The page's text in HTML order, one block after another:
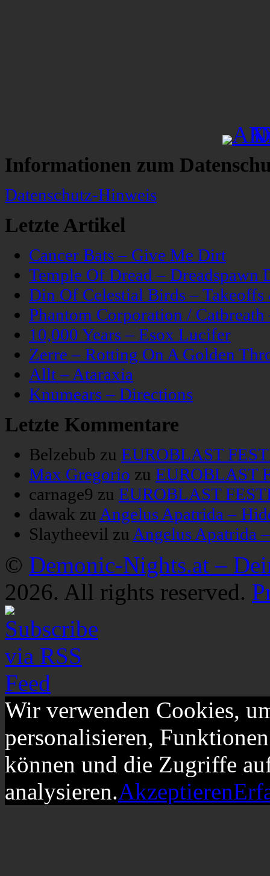
Informationen zum
Datenschutz-Hinweis
Letzte Artikel
Cancer Bats – Give Me Dirt
Temple Of Dread – Dreadspawn
Din Of Celestial Birds –
Phantom Corporation /
10,000 Years – Esox Lucifer
Zerre – Rotting On A Golden
Allt – Ataraxia
Knumears – Directions
Letzte Kommentare
Belzebub zu EUROBLAST
Max Gregorio zu EUROBLAST
carnage9 zu EUROBLAST
dawak zu Angelus Apatrida –
Slaytheevil zu Angelus Apatrida
© Demonic-Nights.at –
2026. All rights reserved.
Wir verwenden Cookies,
personalisieren,
können und die Zugriffe
analysieren.Akzeptieren